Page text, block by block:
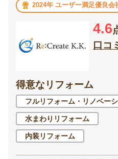
2024年 ユーザー満足優良会
4.6
口コ
得意なリフォーム
フルリフォーム・リノベー
水まわりリフォーム
内装リフォーム